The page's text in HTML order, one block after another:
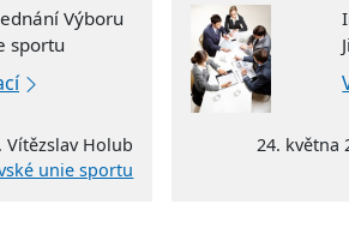
Výboru
sportu
Vítězslav Holub
unie sportu
24. května